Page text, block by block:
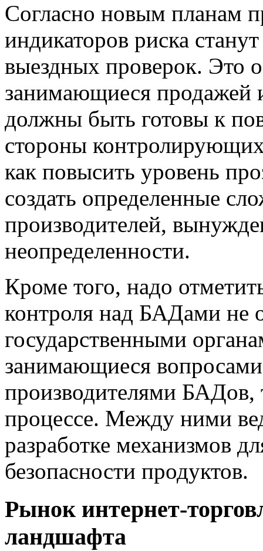
Согласно новым планам
индикаторов риска
выездных проверок. Это
занимающиеся продажей
должны быть готовы к
стороны
как повысить уровень
создать определенные
производителей,
неопределенности.
Кроме того, надо
контроля над БАДами не
государственными
занимающиеся
производителями БАДов,
процессе. Между ними
разработке механизмов
безопасности продуктов.
Рынок интернет-
ландшафта